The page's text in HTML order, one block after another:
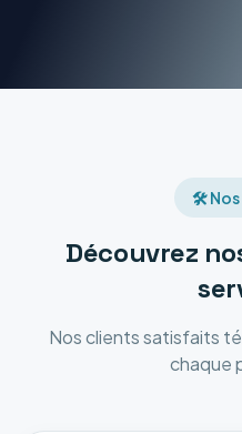
🛠️ Nos
Découvrez
Nos clients satisfaits
chaque